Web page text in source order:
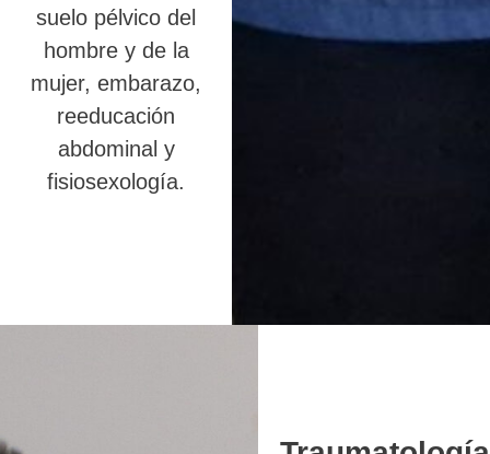
suelo pélvico del
hombre y de la
mujer, embarazo,
reeducación
abdominal y
fisiosexología.